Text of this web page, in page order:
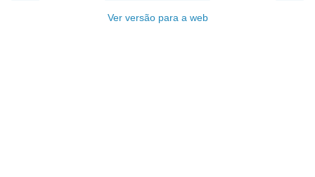
Ver versão para a web